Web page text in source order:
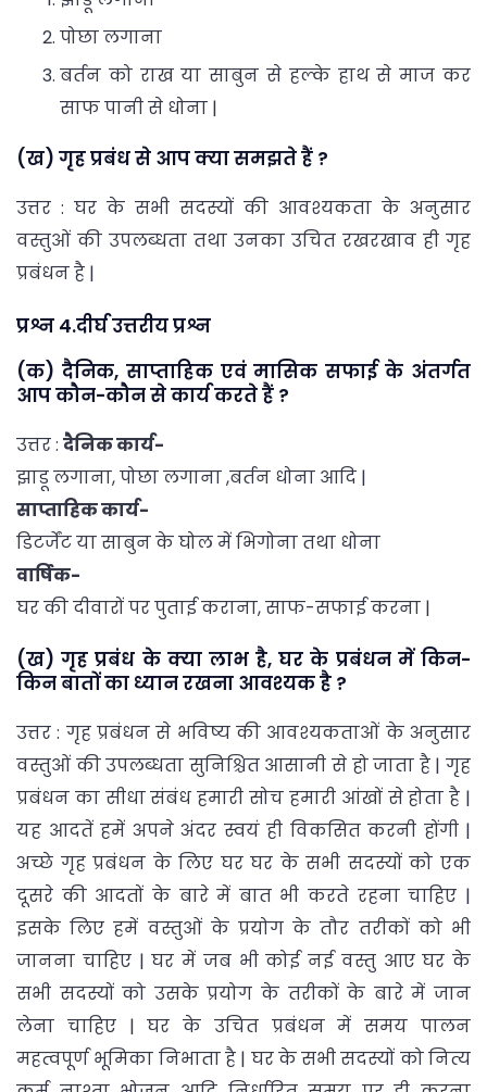
पोछा लगाना
बर्तन को राख या साबुन से हल्के हाथ से माज कर
साफ पानी से धोना |
(ख) गृह प्रबंध से आप क्या समझते हैं ?
उत्तर : घर के सभी सदस्यों की आवश्यकता के अनुसार
वस्तुओं की उपलब्धता तथा उनका उचित रखरखाव ही गृह
प्रबंधन है |
प्रश्न 4.दीर्घ उत्तरीय प्रश्न
(क) दैनिक, साप्ताहिक एवं मासिक सफाई के अंतर्गत
आप कौन-कौन से कार्य करते हैं ?
उत्तर : दैनिक कार्य-
झाडू लगाना, पोछा लगाना ,बर्तन धोना आदि |
साप्ताहिक कार्य-
डिटर्जेंट या साबुन के घोल में भिगोना तथा धोना
वार्षिक-
घर की दीवारों पर पुताई कराना, साफ-सफाई करना |
(ख) गृह प्रबंध के क्या लाभ है, घर के प्रबंधन में किन-
किन बातों का ध्यान रखना आवश्यक है ?
उत्तर : गृह प्रबंधन से भविष्य की आवश्यकताओं के अनुसार
वस्तुओं की उपलब्धता सुनिश्चित आसानी से हो जाता है | गृह
प्रबंधन का सीधा संबंध हमारी सोच हमारी आंखों से होता है |
यह आदतें हमें अपने अंदर स्वयं ही विकसित करनी होंगी |
अच्छे गृह प्रबंधन के लिए घर घर के सभी सदस्यों को एक
दूसरे की आदतों के बारे में बात भी करते रहना चाहिए |
इसके लिए हमें वस्तुओं के प्रयोग के तौर तरीकों को भी
जानना चाहिए | घर में जब भी कोई नई वस्तु आए घर के
सभी सदस्यों को उसके प्रयोग के तरीकों के बारे में जान
लेना चाहिए | घर के उचित प्रबंधन में समय पालन
महत्वपूर्ण भूमिका निभाता है | घर के सभी सदस्यों को नित्य